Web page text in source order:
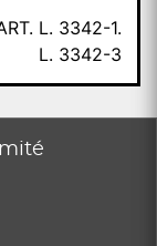
L. 3342-1.
L. 3342-3